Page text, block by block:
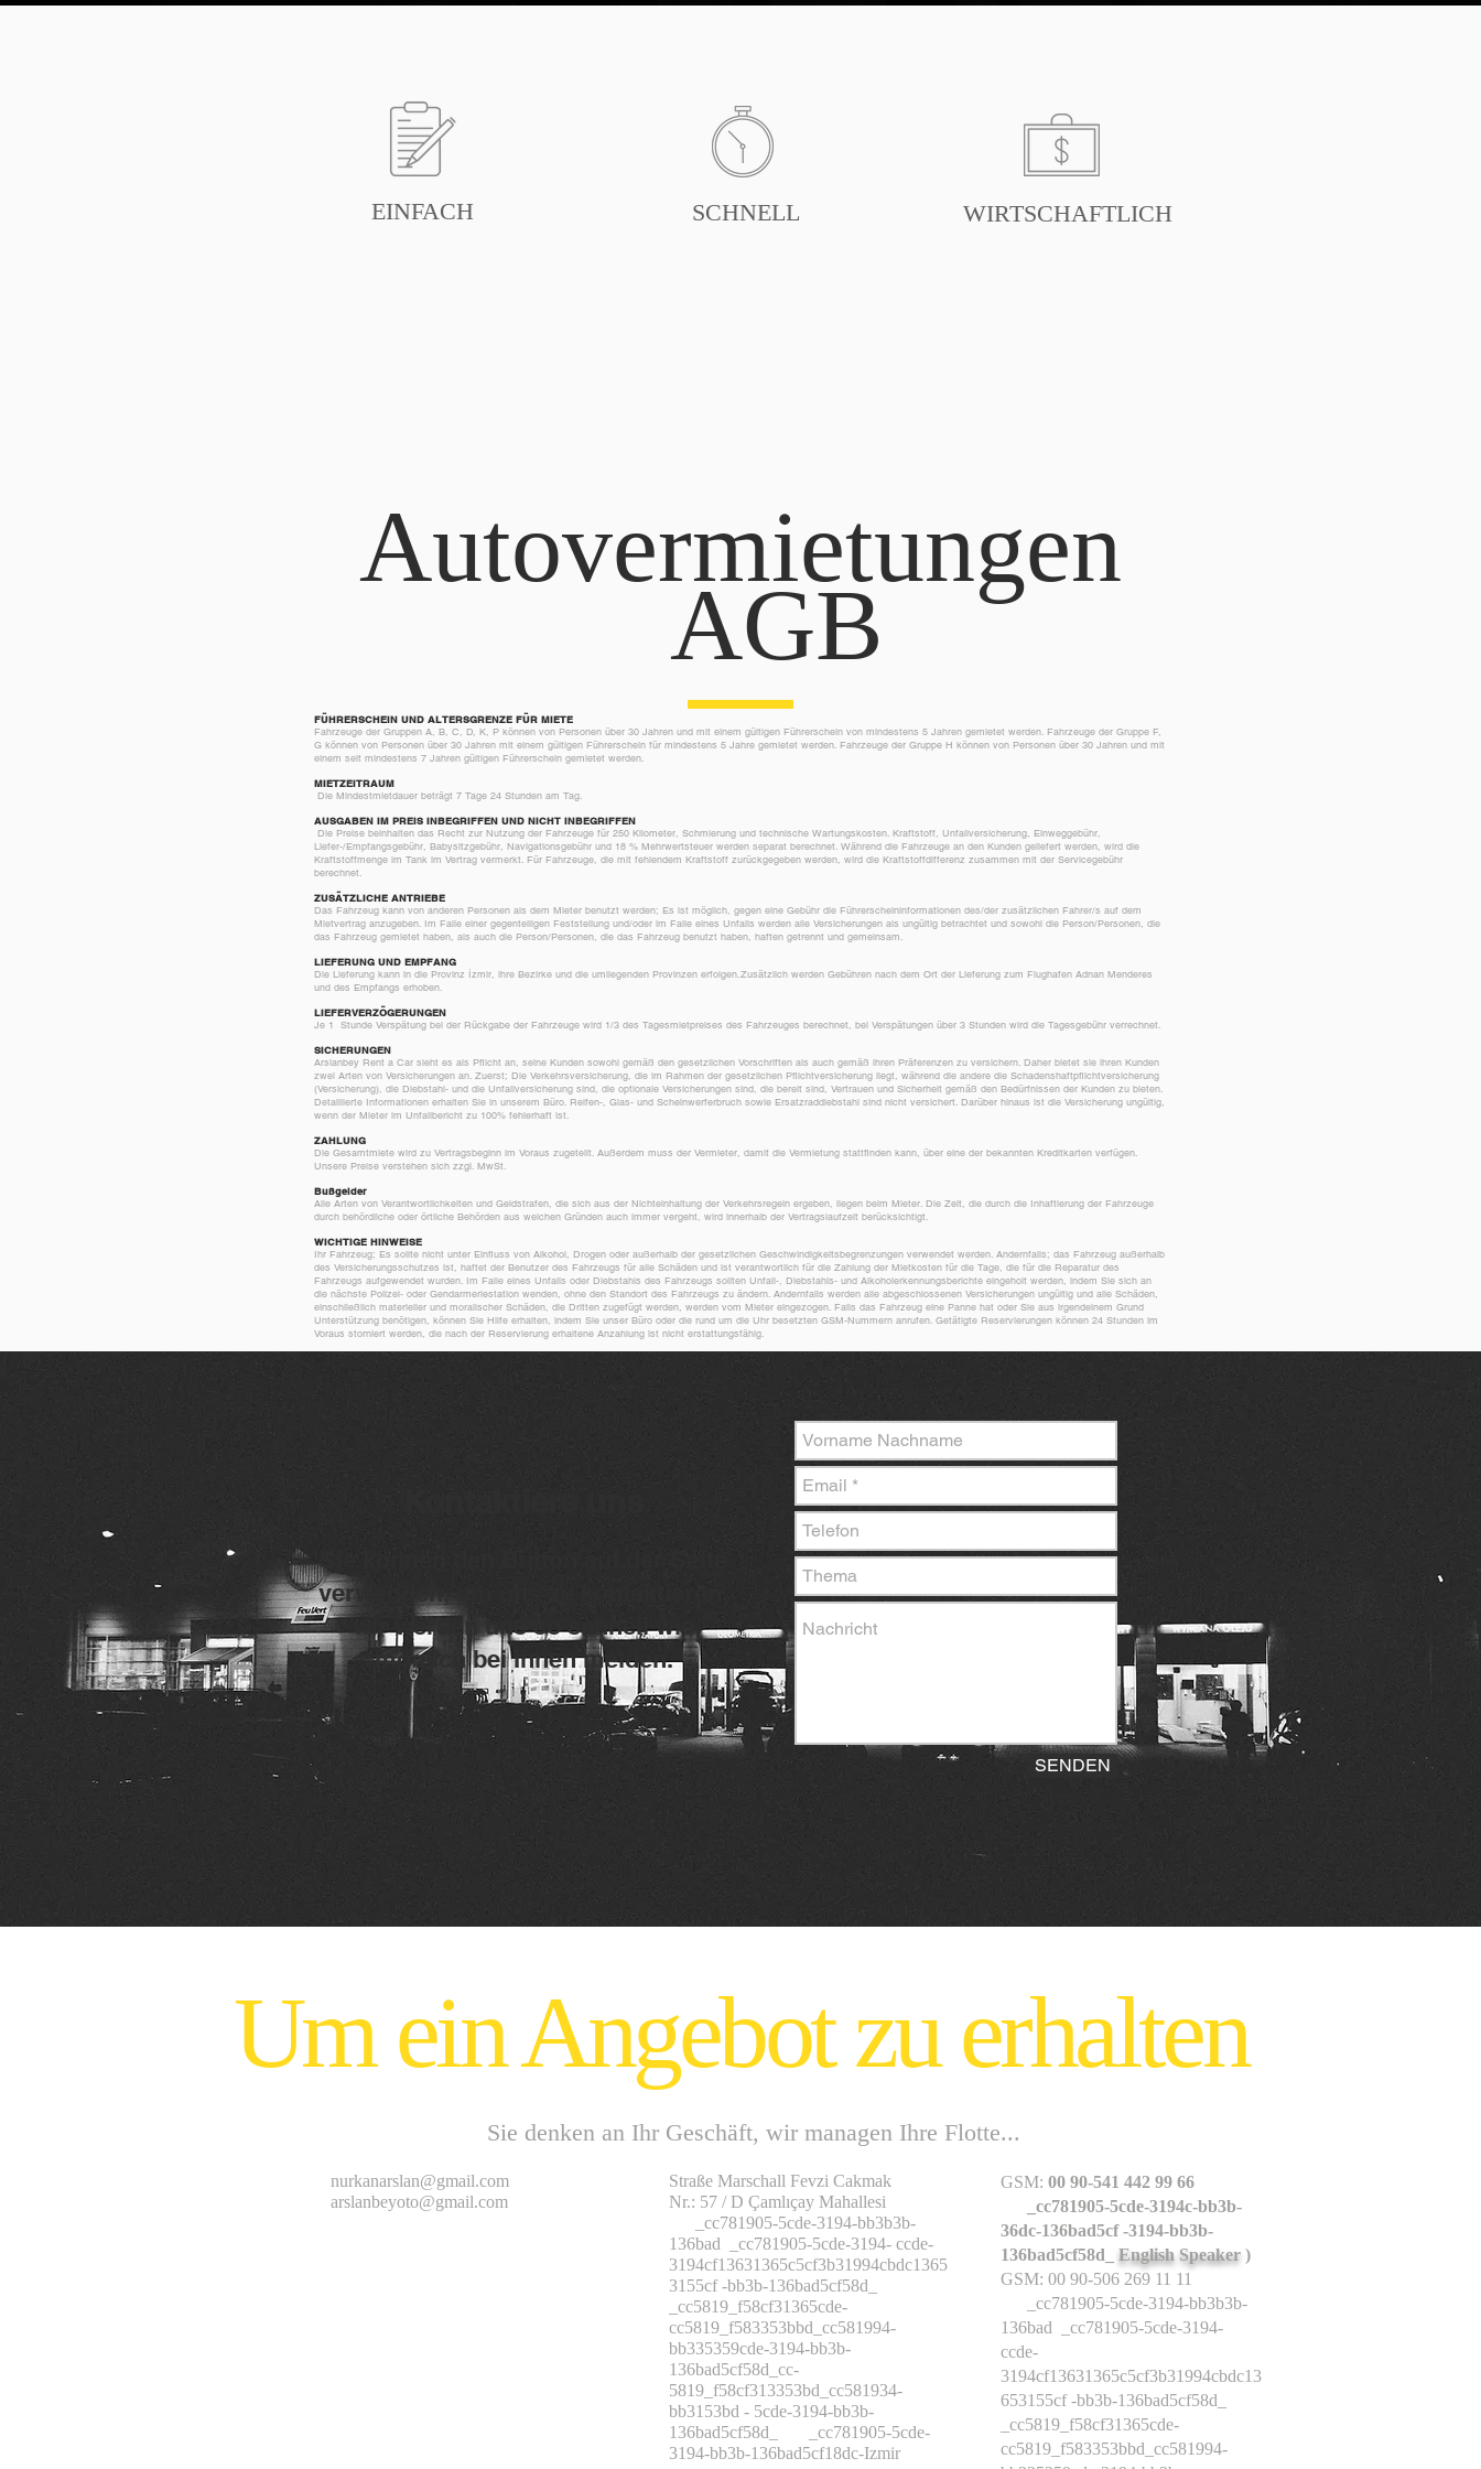
EINFACH SCHNELL WIRTSCHAFTLICH
Autovermietungen
AGB
FÜHRERSCHEIN UND ALTERSGRENZE FÜR MIETE
Fahrzeuge der Gruppen A, B, C, D, K, P können von Personen über 30 Jahren und mit einem gültigen Führerschein von mindestens 5 Jahren gemietet werden. Fahrzeuge der Gruppe F,
G können von Personen über 30 Jahren mit einem gültigen Führerschein für mindestens 5 Jahre gemietet werden. Fahrzeuge der Gruppe H können von Personen über 30 Jahren und mit
einem seit mindestens 7 Jahren gültigen Führerschein gemietet werden.
MIETZEITRAUM
Die Mindestmietdauer beträgt 7 Tage 24 Stunden am Tag.
AUSGABEN IM PREIS INBEGRIFFEN UND NICHT INBEGRIFFEN
Die Preise beinhalten das Recht zur Nutzung der Fahrzeuge für 250 Kilometer, Schmierung und technische Wartungskosten. Kraftstoff, Unfallversicherung, Einweggebühr,
Liefer-/Empfangsgebühr, Babysitzgebühr, Navigationsgebühr und 18 % Mehrwertsteuer werden separat berechnet. Während die Fahrzeuge an den Kunden geliefert werden, wird die
Kraftstoffmenge im Tank im Vertrag vermerkt. Für Fahrzeuge, die mit fehlendem Kraftstoff zurückgegeben werden, wird die Kraftstoffdifferenz zusammen mit der Servicegebühr
berechnet.
ZUSÄTZLICHE ANTRIEBE
Das Fahrzeug kann von anderen Personen als dem Mieter benutzt werden; Es ist möglich, gegen eine Gebühr die Führerscheininformationen des/der zusätzlichen Fahrer/s auf dem
Mietvertrag anzugeben. Im Falle einer gegenteiligen Feststellung und/oder im Falle eines Unfalls werden alle Versicherungen als ungültig betrachtet und sowohl die Person/Personen, die
das Fahrzeug gemietet haben, als auch die Person/Personen, die das Fahrzeug benutzt haben, haften getrennt und gemeinsam.
LIEFERUNG UND EMPFANG
Die Lieferung kann in die Provinz İzmir, ihre Bezirke und die umliegenden Provinzen erfolgen.Zusätzlich werden Gebühren nach dem Ort der Lieferung zum Flughafen Adnan Menderes
und des Empfangs erhoben.
LIEFERVERZÖGERUNGEN
Je 1 Stunde Verspätung bei der Rückgabe der Fahrzeuge wird 1/3 des Tagesmietpreises des Fahrzeuges berechnet, bei Verspätungen über 3 Stunden wird die Tagesgebühr verrechnet.
SICHERUNGEN
Arslanbey Rent a Car sieht es als Pflicht an, seine Kunden sowohl gemäß den gesetzlichen Vorschriften als auch gemäß ihren Präferenzen zu versichern. Daher bietet sie ihren Kunden
zwei Arten von Versicherungen an. Zuerst; Die Verkehrsversicherung, die im Rahmen der gesetzlichen Pflichtversicherung liegt, während die andere die Schadenshaftpflichtversicherung
(Versicherung), die Diebstahl- und die Unfallversicherung sind, die optionale Versicherungen sind, die bereit sind, Vertrauen und Sicherheit gemäß den Bedürfnissen der Kunden zu bieten.
Detaillierte Informationen erhalten Sie in unserem Büro. Reifen-, Glas- und Scheinwerferbruch sowie Ersatzraddiebstahl sind nicht versichert. Darüber hinaus ist die Versicherung ungültig,
wenn der Mieter im Unfallbericht zu 100% fehlerhaft ist.
ZAHLUNG
Die Gesamtmiete wird zu Vertragsbeginn im Voraus zugeteilt. Außerdem muss der Vermieter, damit die Vermietung stattfinden kann, über eine der bekannten Kreditkarten verfügen.
Unsere Preise verstehen sich zzgl. MwSt.
Bußgelder
Alle Arten von Verantwortlichkeiten und Geldstrafen, die sich aus der Nichteinhaltung der Verkehrsregeln ergeben, liegen beim Mieter. Die Zeit, die durch die Inhaftierung der Fahrzeuge
durch behördliche oder örtliche Behörden aus welchen Gründen auch immer vergeht, wird innerhalb der Vertragslaufzeit berücksichtigt.
WICHTIGE HINWEISE
Ihr Fahrzeug; Es sollte nicht unter Einfluss von Alkohol, Drogen oder außerhalb der gesetzlichen Geschwindigkeitsbegrenzungen verwendet werden. Andernfalls; das Fahrzeug außerhalb
des Versicherungsschutzes ist, haftet der Benutzer des Fahrzeugs für alle Schäden und ist verantwortlich für die Zahlung der Mietkosten für die Tage, die für die Reparatur des
Fahrzeugs aufgewendet wurden. Im Falle eines Unfalls oder Diebstahls des Fahrzeugs sollten Unfall-, Diebstahls- und Alkoholerkennungsberichte eingeholt werden, indem Sie sich an
die nächste Polizei- oder Gendarmeriestation wenden, ohne den Standort des Fahrzeugs zu ändern. Andernfalls werden alle abgeschlossenen Versicherungen ungültig und alle Schäden,
einschließlich materieller und moralischer Schäden, die Dritten zugefügt werden, werden vom Mieter eingezogen. Falls das Fahrzeug eine Panne hat oder Sie aus irgendeinem Grund
Unterstützung benötigen, können Sie Hilfe erhalten, indem Sie unser Büro oder die rund um die Uhr besetzten GSM-Nummern anrufen. Getätigte Reservierungen können 24 Stunden im
Voraus storniert werden, die nach der Reservierung erhaltene Anzahlung ist nicht erstattungsfähig.
Sie können den Button auf der Seite
verwenden, um uns zu kontaktieren,
wir werden uns so schnell wie
möglich bei Ihnen melden.
SENDEN
Um ein Angebot zu erhalten
Sie denken an Ihr Geschäft, wir managen Ihre Flotte...
nurkanarslan@gmail.com
arslanbeyoto@gmail.com
Straße Marschall Fevzi Cakmak
Nr.: 57 / D Çamlıçay Mahallesi
_cc781905-5cde-3194-bb3b3b-
136bad _cc781905-5cde-3194- ccde-
3194cf13631365c5cf3b31994cbdc1365
3155cf -bb3b-136bad5cf58d_
_cc5819_f58cf31365cde-
cc5819_f583353bbd_cc581994-
bb335359cde-3194-bb3b-
136bad5cf58d_cc-
5819_f58cf313353bd_cc581934-
bb3153bd - 5cde-3194-bb3b-
136bad5cf58d_ _cc781905-5cde-
3194-bb3b-136bad5cf18dc-Izmir
GSM: 00 90-541 442 99 66
_cc781905-5cde-3194c-bb3b-
36dc-136bad5cf -3194-bb3b-
136bad5cf58d_ English Speaker )
GSM: 00 90-506 269 11 11
_cc781905-5cde-3194-bb3b3b-
136bad _cc781905-5cde-3194-
ccde-
3194cf13631365c5cf3b31994cbdc13
653155cf -bb3b-136bad5cf58d_
_cc5819_f58cf31365cde-
cc5819_f583353bbd_cc581994-